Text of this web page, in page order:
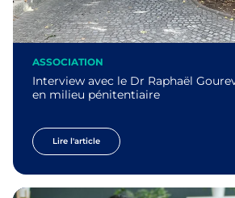
ASSOCIATION
Interview avec le Dr Raphaël
en milieu pénitentiaire
Lire l'article